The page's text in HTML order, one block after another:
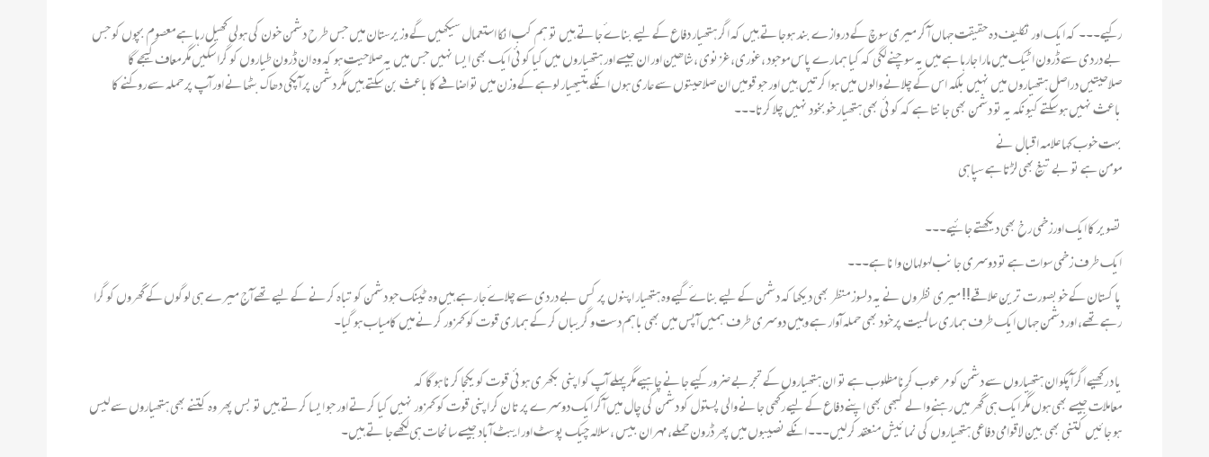
رکیے۔۔۔ کہ ایک اور تکلیف دہ حقیقت جہاں آ کر میری سوچ کے دروازے بند ہوجاتے ہیں کہ اگر ہتھیار دفاع کے لیے بناےٴ جاتے ہیں تو ہم کب انکا استعمال سیکھیں گے وزیرستان میں جس طرح دشمن خون کی ہولی کھیل رہا ہے معصوم بچوں کو جس
بے دردی سے ڈرون اٹیک میں مارا جارہا ہے میں یہ سوچنے لگی کہ کیا ہمارے پاس موجود ،غوری، غزنوی ، شاھین اور ان جیسے اور ہتھیاروں میں کیا کوئی ایک بھی ایسا نہیں جس میں یہ صلاحیت ہو کہ وہ ان ڈرون طیاروں کو گرا سکیں مگر معاف کیجے گا
صلاحیتیں دراصل ہتھیاروں میں نہیں بلکہ اس کے چلانے والوں میں ہوا کرتیں ہیں اور جو قومیں ان صلاحیتوں سے عاری ہوں انکے ہتیھیار لوہے کے وزن میں تو اضافے کا باعث بن سکتے ہیں مگر دشمن پر آپکی دھاک بٹھانے اور آپ پر حملہ سے روکنے کا
باعث نہیں ہو سکتے کیونکہ یہ تو دشمن بھی جانتا ہے کہ کوئی بھی ہتھیار خوبخود نہیں چلا کرتا۔۔۔
بہت خوب کہا علامہ اقبال نے
مومن ہے تو بے تیغ بھی لڑتا ہے سپاہی
تصویر کا ایک اورزخمی رخ بھی دیکھتے جائیے۔۔۔
ایک طرف زخمی سوات ہے تو دوسری جانب لہولہان وانا ہے۔۔۔
پا کستان کے خوبصورت ترین علاقے!! میری نظروں نے یہ دلسوز منظر بھی دیکھا کہ دشمن کے لیے بناےٴ گیے وہ ہتھیار اپنوں پر کس بے دردی سے چلاےٴ جا رہے ہیں وہ ٹینک جو دشمن کو تباہ کرنے کے لیے تھے آج میرے ہی لوگوں کے گھروں کو گرا
رہے تھے، اور دشمن جہاں ایک طرف ہماری سالمیت پرخود بھی حملہ آوار ہے وہیں دوسری طرف ہمیں آپس میں بھی باہم دست و گریباں کر کے ہماری قوت کو کمزور کرنے میں کامیاب ہو گیا۔
یا د رکھیے اگر آپکو ان ہتھیاروں سے دشمن کو مرعوب کرنا مطلوب ہے تو ان ہتھیاروں کے تجربے ضرور کیے جانے چاہیے مگر پہلے آپ کو اپنی بکھری ہوئی قوت کو یکجا کرنا ہوگا کہ
معاملات جیسے بھی ہوں مگر ایک ہی گھر میں رہنے والے کبھی بھی اپنے دفاع کے لیے رکھی جانے والی پستول کو دشمن کی چال میں آکر ایک دوسرے پر تا ن کر اپنی قوت کو کمزور نہیں کیا کرتے اور جو ایسا کرتے ہیں تو بس پھر وہ کتنے بھی ہتھیاروں سے لیس
ہو جائیں کتنی بھی بین لاقوامی دفاعی ہتھیاروں کی نمائیش منعقد کر لیں۔۔۔ انکے نصیبوں میں پھر ڈرون حملے، مہران بیس ، سلالہ چیک پوسٹ اور ایبٹ آباد جیسے سانحات ہی لکھےجا تے ہیں۔